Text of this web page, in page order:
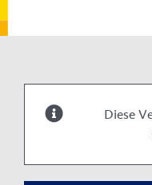
Dafür stehe
Termine vor
Diese